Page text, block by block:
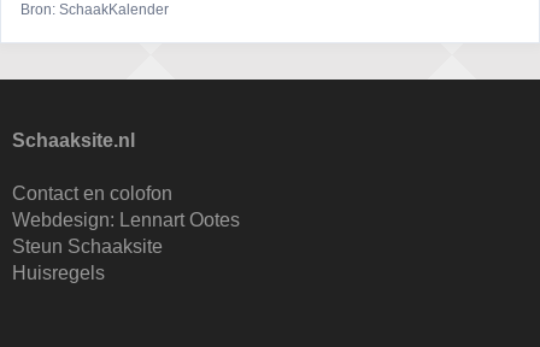
22 augustus 2026 · Utrecht
23 augustus 2026 · Utrecht
Open Eemlandtoernooi 2026
25 augustus 2026 · Bunschoten-Spakenburg
Bron: SchaakKalender
Schaaksite.nl
Contact en colofon
Webdesign: Lennart Ootes
Steun Schaaksite
Huisregels